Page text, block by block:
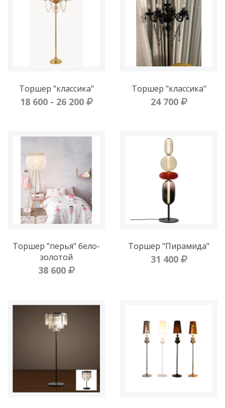
Торшер "классика"
18 600 - 26 200
Торшер "классика"
24 700
Торшер "перья" бело-
золотой
38 600
Торшер "Пирамида"
31 400